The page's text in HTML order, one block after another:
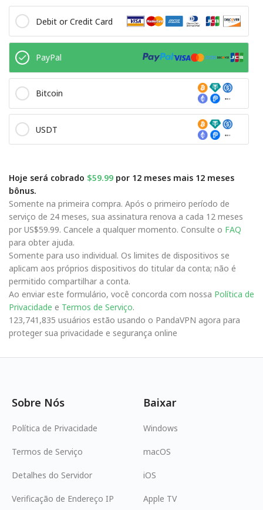
Debit or Credit Card
PayPal
Bitcoin
USDT
Hoje será cobrado $59.99 por 12 meses mais 12 meses
bônus.
Somente na primeira compra. Após o primeiro período de
serviço de 24 meses, sua assinatura renova a cada 12 meses
por US$59.99. Cancele a qualquer momento. Consulte o FAQ
para obter ajuda.
Somente para uso individual. Os limites de dispositivos se
aplicam aos próprios dispositivos do titular da conta; não é
permitido compartilhar a conta.
Ao enviar este formulário, você concorda com nossa Política de
Privacidade e Termos de Serviço.
123,741,835 usuários estão usando o PandaVPN agora para
proteger sua privacidade e segurança online
Sobre Nós
Política de Privacidade
Termos de Serviço
Detalhes do Servidor
Verificação de Endereço IP
Baixar
Windows
macOS
iOS
Apple TV